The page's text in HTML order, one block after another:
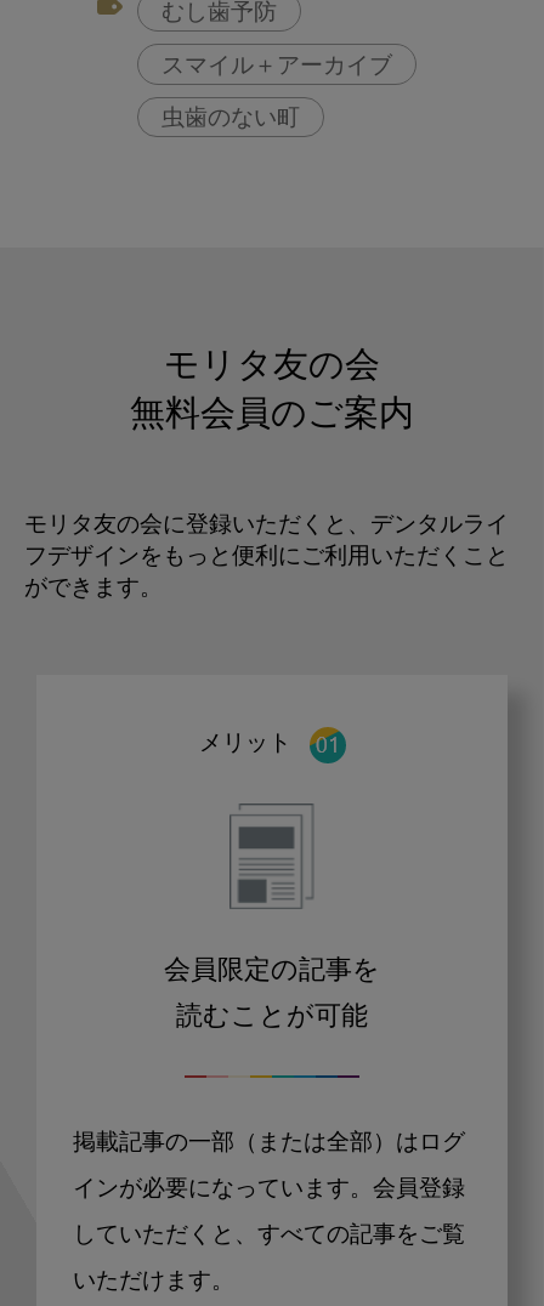
むし歯予防
スマイル＋アーカイブ
虫歯のない町
モリタ友の会
無料会員のご案内
モリタ友の会に登録いただくと、デンタルライ
フデザインをもっと便利にご利用いただくこと
ができます。
メリット
会員限定の記事を
読むことが可能
掲載記事の一部（または全部）はログ
インが必要になっています。会員登録
していただくと、すべての記事をご覧
いただけます。